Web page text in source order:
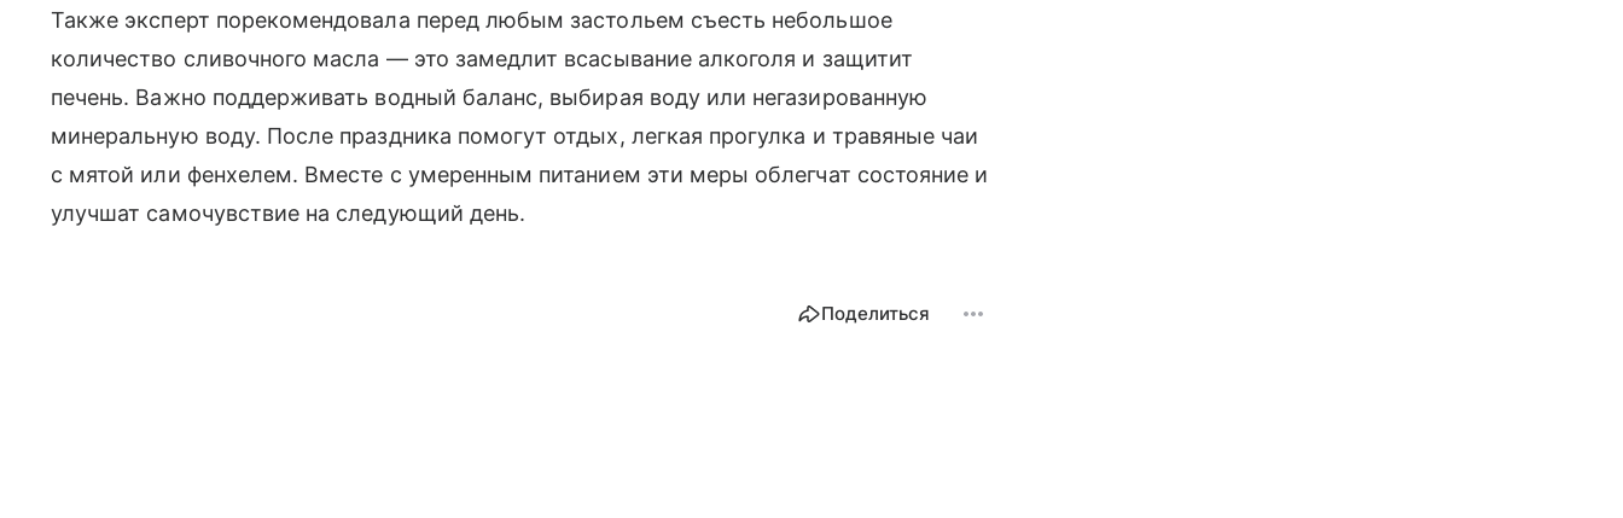
Также эксперт порекомендовала перед любым застольем съесть небольшое
количество сливочного масла — это замедлит всасывание алкоголя и защитит
печень. Важно поддерживать водный баланс, выбирая воду или негазированную
минеральную воду. После праздника помогут отдых, легкая прогулка и травяные чаи
с мятой или фенхелем. Вместе с умеренным питанием эти меры облегчат состояние и
улучшат самочувствие на следующий день.
Поделиться